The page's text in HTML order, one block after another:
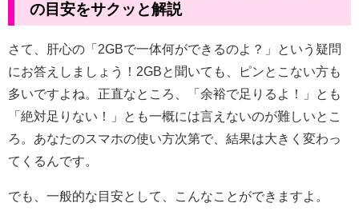
の目安をサクッと解説
さて、肝心の「2GBで一体何ができるのよ？」という疑問
にお答えしましょう！2GBと聞いても、ピンとこない方も
多いですよね。正直なところ、「余裕で足りるよ！」とも
「絶対足りない！」とも一概には言えないのが難しいとこ
ろ。あなたのスマホの使い方次第で、結果は大きく変わっ
てくるんです。
でも、一般的な目安として、こんなことができますよ。